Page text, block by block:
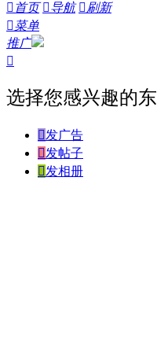
 首页 导航 刷新
菜单
推广

选择您感兴趣的
发广告
发帖子
发相册